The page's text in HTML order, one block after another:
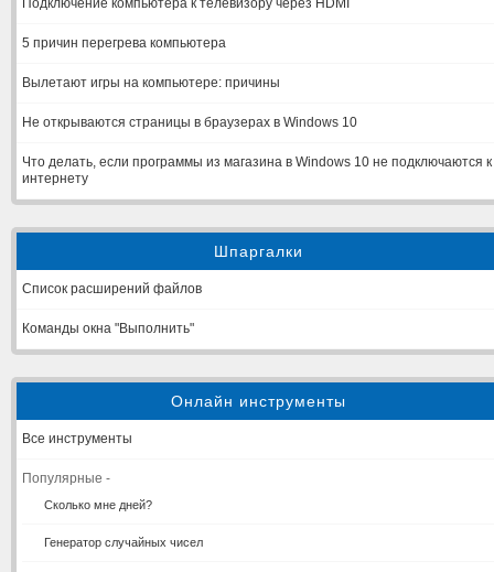
Подключение компьютера к телевизору через HDMI
5 причин перегрева компьютера
Вылетают игры на компьютере: причины
Не открываются страницы в браузерах в Windows 10
Что делать, если программы из магазина в Windows 10 не подключаются к
интернету
Шпаргалки
Список расширений файлов
Команды окна "Выполнить"
Онлайн инструменты
Все инструменты
Популярные -
Сколько мне дней?
Генератор случайных чисел